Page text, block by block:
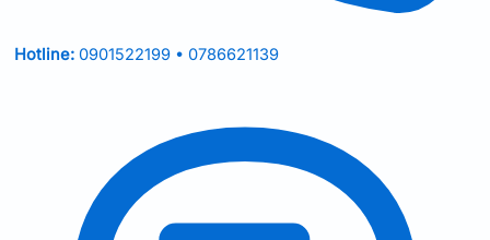
Hotline: 0901522199 • 0786621139